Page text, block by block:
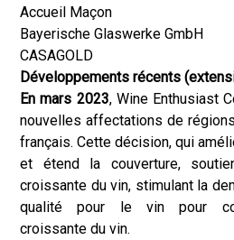
Accueil Maçon
Bayerische Glaswerke GmbH
CASAGOLD
Développements récents
En mars 2023, Wine Enthusiast
nouvelles affectations de
français. Cette décision, qui
et étend la couverture,
croissante du vin, stimulant la
qualité pour le vin pour
croissante du vin.